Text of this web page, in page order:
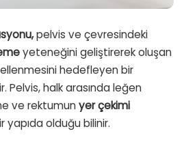
pelvis ve çevresindeki
yeteneğini geliştirerek oluşan
hedefleyen bir
Pelvis, halk arasında leğen
ve rektumun yer çekimi
yapıda olduğu bilinir.